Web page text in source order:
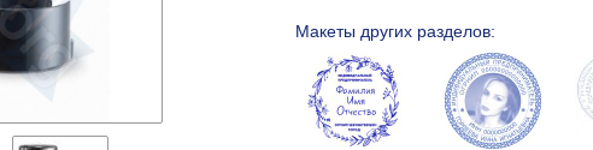
Макеты других разделов: